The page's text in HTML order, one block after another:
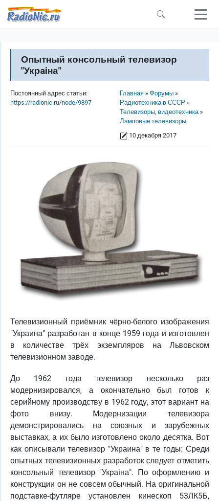
Перейти к основному содержанию
Опытный консольный телевизор
"Укрaiна"
Строка навигации
Главная
Форумы
Радиотехника в СССР
Телевизоры, видеотехника
Ламповые телевизоры
10 декабря 2017
Постоянный адрес статьи:
https://radionic.ru/node/9897
Телевизионный приёмник чёрно-белого изображения
"Украина" разработан в конце 1959 года и изготовлен
в количестве трёх экземпляров на Львовском
телевизионном заводе.
До 1962 года телевизор несколько раз
модернизировался, а окончательно был готов к
серийному производству в 1962 году, этот вариант на
фото внизу. Модернизации телевизора
демонстрировались на союзных и зарубежных
выставках, а их было изготовлено около десятка. Вот
как описывали телевизор "Украина" в те годы: Среди
опытных телевизионных разработок следует отметить
консольный телевизор "Украiна". По оформлению и
конструкции он не совсем обычный. На оригинальной
подставке-футляре установлен кинескоп 53ЛК5Б,